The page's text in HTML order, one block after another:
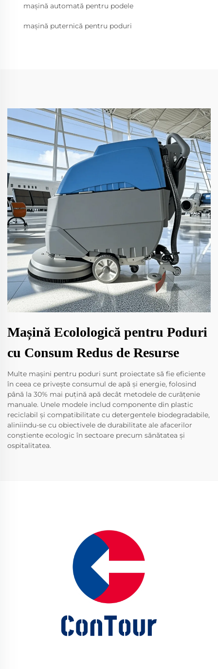
mașină automată pentru podele
mașină puternică pentru poduri
Mașină Ecolologică pentru Poduri
cu Consum Redus de Resurse
Multe mașini pentru poduri sunt proiectate să fie eficiente
în ceea ce privește consumul de apă și energie, folosind
până la 30% mai puțină apă decât metodele de curățenie
manuale. Unele modele includ componente din plastic
reciclabil și compatibilitate cu detergentele biodegradabile,
aliniindu-se cu obiectivele de durabilitate ale afacerilor
conștiente ecologic în sectoare precum sănătatea și
ospitalitatea.